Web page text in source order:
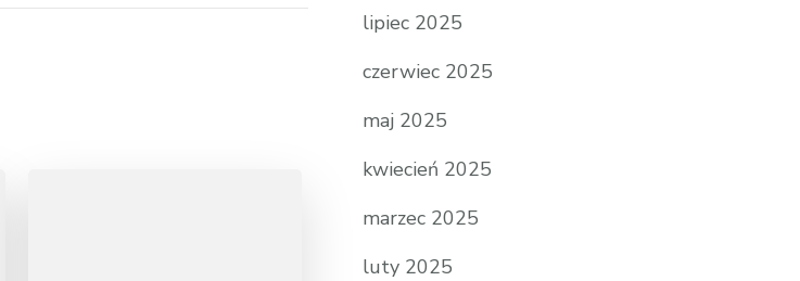
lipiec 2025
czerwiec 2025
maj 2025
kwiecień 2025
marzec 2025
luty 2025